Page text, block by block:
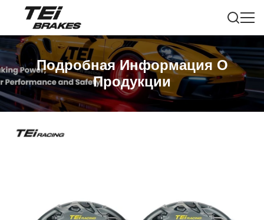
Подробная Информация О
Продукции